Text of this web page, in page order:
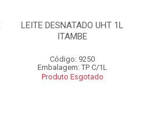
LEITE DESNATADO UHT 1L
ITAMBE
Código: 9250
Embalagem: TP C/1L
Produto Esgotado